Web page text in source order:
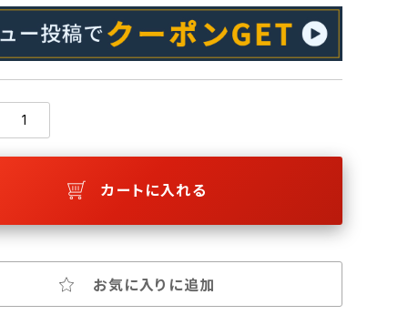
カートに入れる
お気に入りに追加